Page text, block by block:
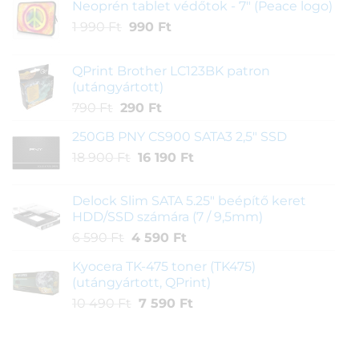
Neoprén tablet védőtok - 7" (Peace logo)
1 990 Ft
Original
1
990 Ft.
990 FtCurrent
990 Ft.
QPrint Brother LC123BK patron
(utángyártott)
790 Ft
Original
was:
790 Ft.
290 FtCurrent
is:
290 Ft.
250GB PNY CS900 SATA3 2,5" SSD
18 900 Ft
Original
18
900 Ft.
16 190 FtCurrent
16
190 Ft.
Delock Slim SATA 5.25" beépítő keret
HDD/SSD számára (7 / 9,5mm)
6 590 Ft
Original
was:
6
590 Ft.
4 590 FtCurrent
is:
4
590 Ft.
Kyocera TK-475 toner (TK475)
(utángyártott, QPrint)
10 490 Ft
Original
7 590 FtCurrent